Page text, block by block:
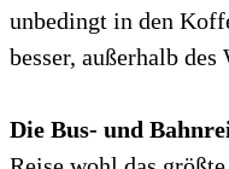
unbedingt in den
besser, außerhalb des
Die Bus- und